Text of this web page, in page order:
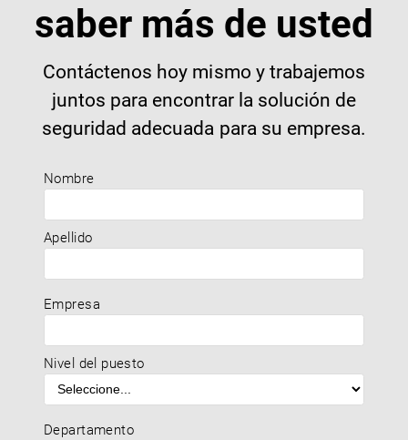
Nombre
Apellido
Empresa
Nivel del puesto
Departamento
saber más de usted
Contáctenos hoy mismo y trabajemos
juntos para encontrar la solución de
seguridad adecuada para su empresa.